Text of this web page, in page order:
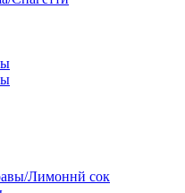
Лимоннй сок